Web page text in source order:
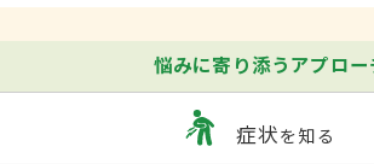
悩みに寄り添うアプロー
症状を知る